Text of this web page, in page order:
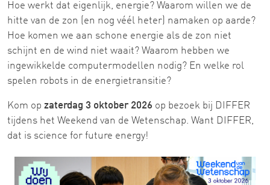
Hoe werkt dat eigenlijk, energie? Waarom willen we de
hitte van de zon (en nog véél heter) namaken op aarde?
Hoe komen we aan schone energie als de zon niet
schijnt en de wind niet waait? Waarom hebben we
ingewikkelde computermodellen nodig? En welke rol
spelen robots in de energietransitie?
Kom op zaterdag 3 oktober 2026 op bezoek bij DIFFER
tijdens het Weekend van de Wetenschap. Want DIFFER,
dat is science for future energy!
Image